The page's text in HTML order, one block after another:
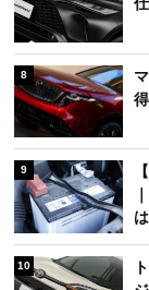
8
9
10